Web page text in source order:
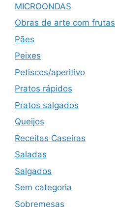
MICROONDAS
Obras de arte com frutas
Pães
Peixes
Petiscos/aperitivo
Pratos rápidos
Pratos salgados
Queijos
Receitas Caseiras
Saladas
Salgados
Sem categoria
Sobremesas